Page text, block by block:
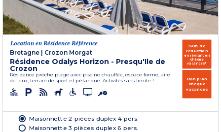
Location en Résidence Référence
Bretagne
Crozon Morgat
Résidence Odalys Horizon - Presqu'Ile de
Crozon
Résidence proche plage avec piscine chauffée, espace forme, aire
de jeux, terrain de sport et pétanque. Activités sans limite !
150€ de
réduction
en réglant en
chèque
vacances*
Bon plan
chèque
vacances
Maisonnette 2 pièces duplex 4 pers.
Maisonnette 3 pièces duplex 6 pers.